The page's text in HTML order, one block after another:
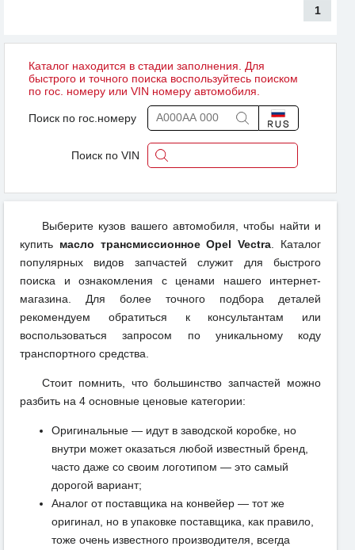
1
Каталог находится в стадии заполнения. Для
быстрого и точного поиска воспользуйтесь поиском
по гос. номеру или VIN номеру автомобиля.
Поиск по гос.номеру
Поиск по VIN
Выберите кузов вашего автомобиля, чтобы найти и
купить масло трансмиссионное Opel Vectra . Каталог
популярных видов запчастей служит для быстрого
поиска и ознакомления с ценами нашего интернет-
магазина. Для более точного подбора деталей
рекомендуем обратиться к консультантам или
воспользоваться запросом по уникальному коду
транспортного средства.
Стоит помнить, что большинство запчастей можно
разбить на 4 основные ценовые категории:
Оригинальные — идут в заводской коробке, но
внутри может оказаться любой известный бренд,
часто даже со своим логотипом — это самый
дорогой вариант;
Аналог от поставщика на конвейер — тот же
оригинал, но в упаковке поставщика, как правило,
тоже очень известного производителя, всегда